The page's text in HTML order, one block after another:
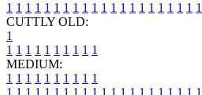
1 1 1 1 1 1 1 1 1 1 1 1 1 1 1 1 1 1 1 1 1
CUTTLY OLD:
1
1 1 1 1 1 1 1 1 1 1
MEDIUM:
1 1 1 1 1 1 1 1 1 1
1 1 1 1 1 1 1 1 1 1 1 1 1 1 1 1 1 1 1 1 1